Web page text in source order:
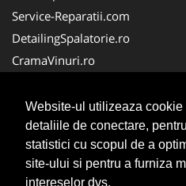
Website-ul utilizeaza cookie
detaliile de conectare,
statistici cu scopul de a
site-ului si pentru a furniza
intereselor dvs.
Service-Reparatii.com
DetailingSpalatorie.ro
CramaVinuri.ro
FirmaPieseAuto.ro
Anvelope-Sh.com
CentruInchirieri.ro
CuratareHota.com